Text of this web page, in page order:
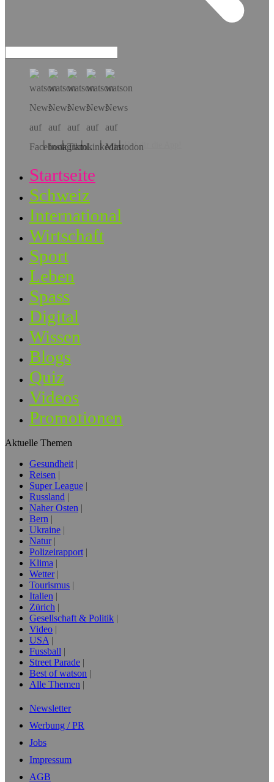
Hol dir die App!
Startseite
Schweiz
International
Wirtschaft
Sport
Leben
Spass
Digital
Wissen
Blogs
Quiz
Videos
Promotionen
Aktuelle Themen
Gesundheit
Reisen
Super League
Russland
Naher Osten
Bern
Ukraine
Natur
Polizeirapport
Klima
Wetter
Tourismus
Italien
Zürich
Gesellschaft & Politik
Video
USA
Fussball
Street Parade
Best of watson
Alle Themen
Newsletter
Werbung / PR
Jobs
Impressum
AGB